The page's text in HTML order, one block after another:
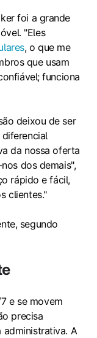
foi a grande
"Eles
, o que me
que usam
funciona
deixou de ser
da nossa oferta
dos demais",
rápido e fácil,
clientes."
segundo
e se movem
precisa
administrativa. A